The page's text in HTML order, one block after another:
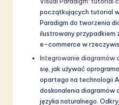
początkujących tutorial
Paradigm do tworzenia
ilustrowany
e-commerce w
Integrowanie diagramów
się, jak używać
opartego na technologii
doskonalenia diagramów
języka naturalnego.